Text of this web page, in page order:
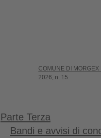
COMUNE DI
2026, n. 15.
Parte Terza
Bandi e avvisi di